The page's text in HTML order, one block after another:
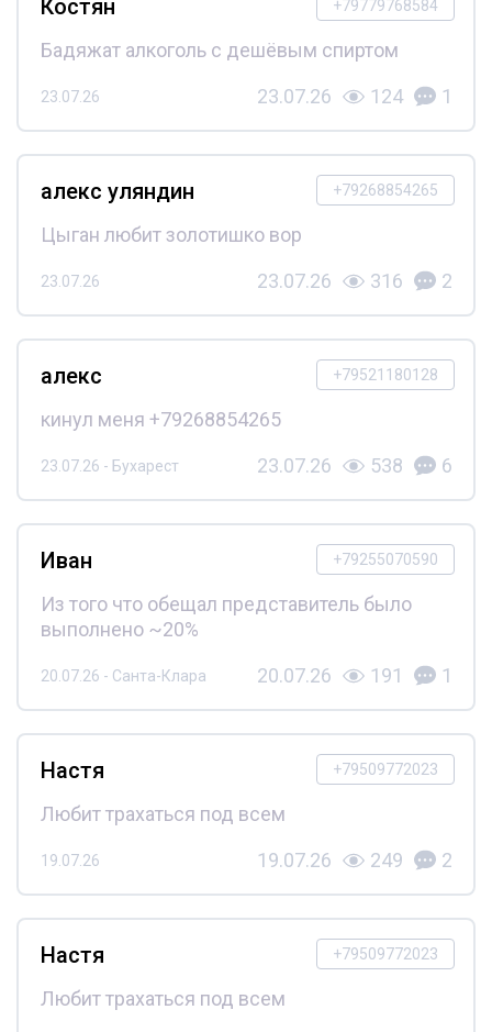
+79779768584
Костян
Бадяжат алкоголь с дешёвым спиртом
23.07.26 23.07.26 124 1
+79268854265
алекс уляндин
Цыган любит золотишко вор
23.07.26 23.07.26 316 2
+79521180128
алекс
кинул меня +79268854265
23.07.26 - Бухарест 23.07.26 538 6
+79255070590
Иван
Из того что обещал представитель было
выполнено ~20%
20.07.26 - Санта-Клара 20.07.26 191 1
+79509772023
Настя
Любит трахаться под всем
19.07.26 19.07.26 249 2
+79509772023
Настя
Любит трахаться под всем